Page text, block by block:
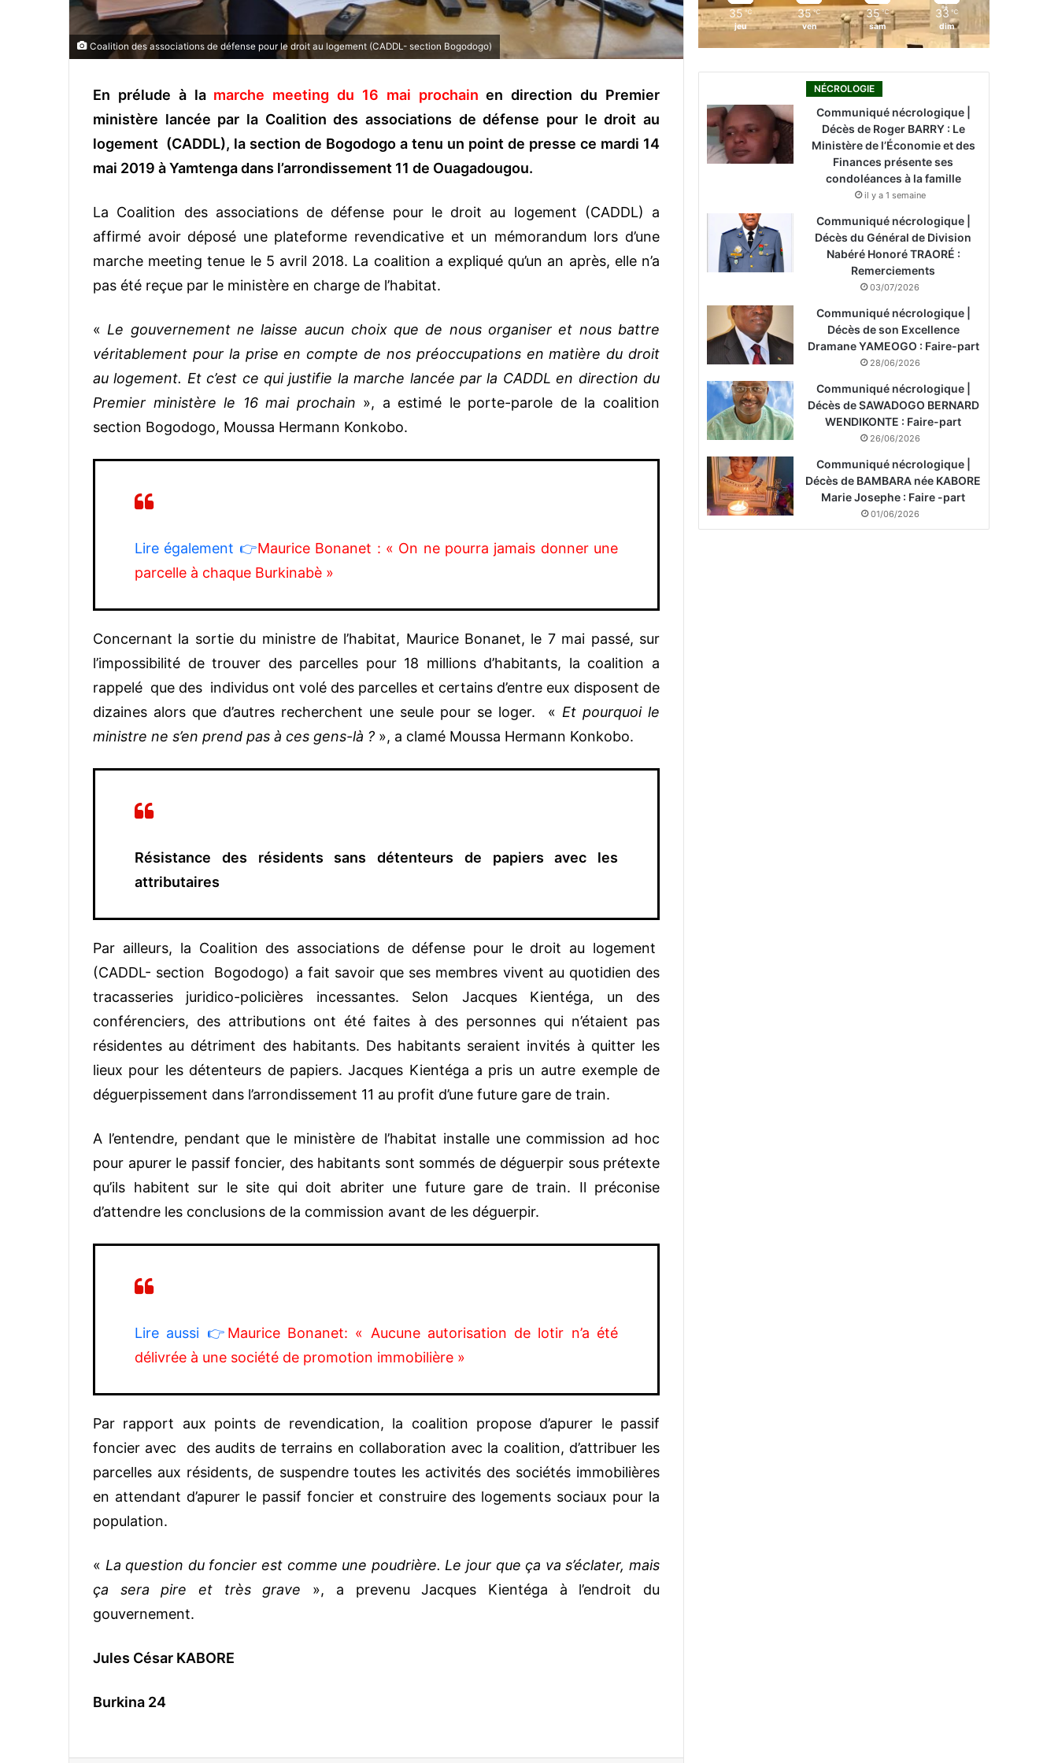
Coalition des associations de défense pour le droit au logement (CADDL- section Bogodogo)
En prélude à la marche meeting du 16 mai prochain en direction du Premier
ministère lancée par la Coalition des associations de défense pour le droit au
logement (CADDL), la section de Bogodogo a tenu un point de presse ce mardi 14
mai 2019 à Yamtenga dans l’arrondissement 11 de Ouagadougou.
La Coalition des associations de défense pour le droit au logement (CADDL) a
affirmé avoir déposé une plateforme revendicative et un mémorandum lors d’une
marche meeting tenue le 5 avril 2018. La coalition a expliqué qu’un an après, elle n’a
pas été reçue par le ministère en charge de l’habitat.
« Le gouvernement ne laisse aucun choix que de nous organiser et nous battre
véritablement pour la prise en compte de nos préoccupations en matière du droit
au logement. Et c’est ce qui justifie la marche lancée par la CADDL en direction du
Premier ministère le 16 mai prochain », a estimé le porte-parole de la coalition
section Bogodogo, Moussa Hermann Konkobo.
Lire également 👉Maurice Bonanet : « On ne pourra jamais donner une
parcelle à chaque Burkinabè »
Concernant la sortie du ministre de l’habitat, Maurice Bonanet, le 7 mai passé, sur
l’impossibilité de trouver des parcelles pour 18 millions d’habitants, la coalition a
rappelé que des individus ont volé des parcelles et certains d’entre eux disposent de
dizaines alors que d’autres recherchent une seule pour se loger. « Et pourquoi le
ministre ne s’en prend pas à ces gens-là ? », a clamé Moussa Hermann Konkobo.
Résistance des résidents sans détenteurs de papiers avec les
attributaires
Par ailleurs, la Coalition des associations de défense pour le droit au logement
(CADDL- section Bogodogo) a fait savoir que ses membres vivent au quotidien des
tracasseries juridico-policières incessantes.
Selon Jacques Kientéga, un des
conférenciers, des attributions ont été faites à des personnes qui n’étaient pas
résidentes au détriment des habitants. Des habitants seraient invités à quitter les
lieux pour les détenteurs de papiers.Jacques Kientéga a pris un autre exemple de
déguerpissement dans l’arrondissement 11 au profit d’une future gare de train.
A l’entendre, pendant que le ministère de l’habitat installe une commission ad hoc
pour apurer le passif foncier, des habitants sont sommés de déguerpir sous prétexte
qu’ils habitent sur le site qui doit abriter une future gare de train. Il préconise
d’attendre les conclusions de la commission avant de les déguerpir.
Lire aussi 👉 Maurice Bonanet: « Aucune autorisation de lotir n’a été
délivrée à une société de promotion immobilière »
Par rapport aux points de revendication, la coalition propose d’apurer le passif
foncier avec des audits de terrains en collaboration avec la coalition, d’attribuer les
parcelles aux résidents, de suspendre toutes les activités des sociétés immobilières
en attendant d’apurer le passif foncier et construire des logements sociaux pour la
population.
« La question du foncier est comme une poudrière. Le jour que ça va s’éclater, mais
ça sera pire et très grave », a prevenu Jacques Kientéga à l’endroit du
gouvernement.
Jules César KABORE
Burkina 24
35 ℃
jeu
35 ℃
ven
35 ℃
sam
33 ℃
dim
NÉCROLOGIE
Communiqué nécrologique |
Décès de Roger BARRY : Le
Ministère de l’Économie et des
Finances présente ses
condoléances à la famille
il y a 1 semaine
Communiqué nécrologique |
Décès du Général de Division
Nabéré Honoré TRAORÉ :
Remerciements
03/07/2026
Communiqué nécrologique |
Décès de son Excellence
Dramane YAMEOGO : Faire-part
28/06/2026
Communiqué nécrologique |
Décès de SAWADOGO BERNARD
WENDIKONTE : Faire-part
26/06/2026
Communiqué nécrologique |
Décès de BAMBARA née KABORE
Marie Josephe : Faire -part
01/06/2026